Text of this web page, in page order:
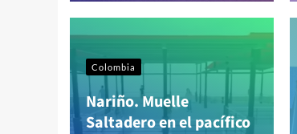
Colombia
Nariño. Muelle
Saltadero en el pacífico